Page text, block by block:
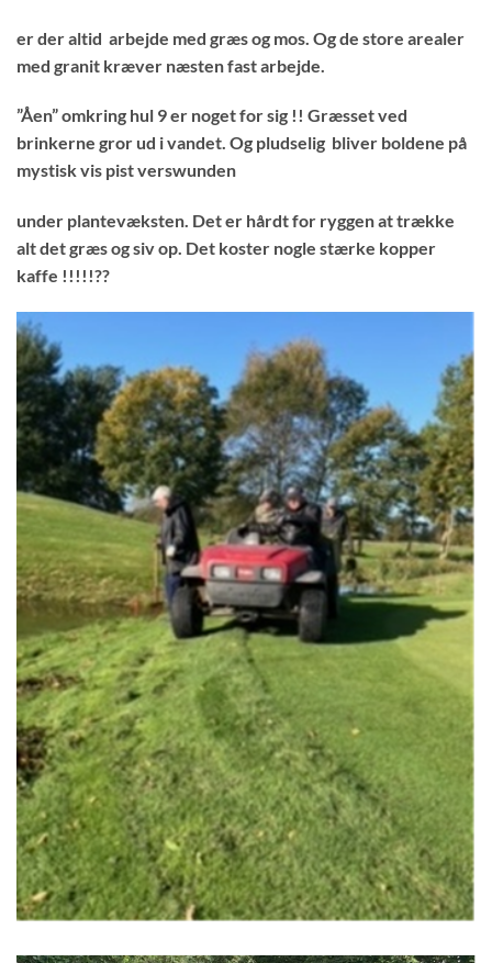
er der altid arbejde med græs og mos. Og de store arealer
med granit kræver næsten fast arbejde.
”Åen” omkring hul 9 er noget for sig !! Græsset ved
brinkerne gror ud i vandet. Og pludselig bliver boldene på
mystisk vis pist verswunden
under plantevæksten. Det er hårdt for ryggen at trække
alt det græs og siv op. Det koster nogle stærke kopper
kaffe !!!!!??